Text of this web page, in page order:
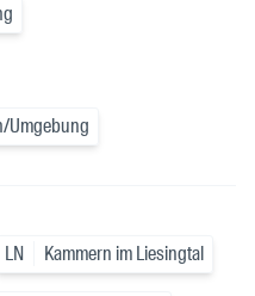
Umgebung
LN Kammern im Liesingtal